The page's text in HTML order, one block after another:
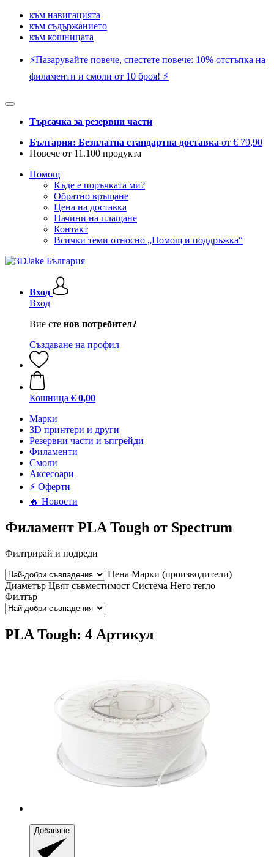
към навигацията
към съдържанието
към кошницата
⚡️Пазарувайте повече, спестете повече: 10% отстъпка на
филаменти и смоли от 10 броя! ⚡️
Търсачка за резервни части
България: Безплатна стандартна доставка от € 79,90
Повече от 11.100 продукта
Помощ
Къде е поръчката ми?
Обратно връщане
Цена на доставка
Начини на плащане
Контакт
Всички теми относно „Помощ и поддръжка“
Вход
Вход
Вие сте нов потребител?
Създаване на профил
Кошница € 0,00
Mарки
3D принтери и други
Резервни части и ъпгрейди
Филаменти
Смоли
Аксесоари
⚡ Оферти
🔥 Новости
Филамент PLA Tough от Spectrum
Филтрирай и подреди
Цена Марки (производители)
Диаметър Цвят съвместимост Система Нето тегло
Филтър
PLA Tough: 4 Артикул
Добавяне